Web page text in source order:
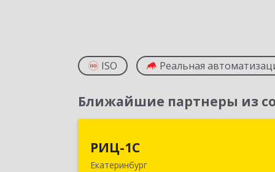
ISO Реальная
Ближайшие партнеры из
РИЦ-1С
Екатеринбург